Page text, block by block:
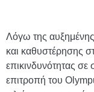
Λόγω της
και καθυστέρησης
επικινδυνότητας
επιτροπή του